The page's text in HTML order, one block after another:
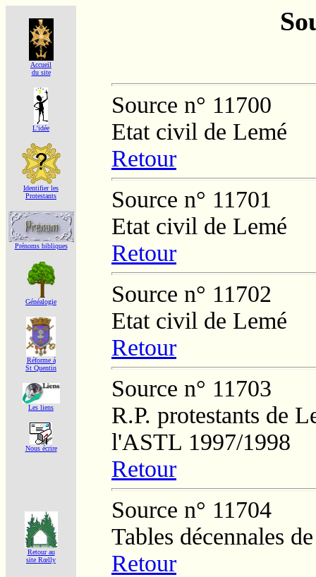
Accueil
du site
L'idée
Identifier les
Protestants
Prénoms bibliques
Généalogie
Réforme á
St Quentin
Les liens
Nous écrire
Retour au
site Rœlly
Source n° 11700
Etat civil de Lemé
Retour
Source n° 11701
Etat civil de Lemé
Retour
Source n° 11702
Etat civil de Lemé
Retour
Source n° 11703
R.P. protestants de
l'ASTL 1997/1998
Retour
Source n° 11704
Tables décennales
Retour